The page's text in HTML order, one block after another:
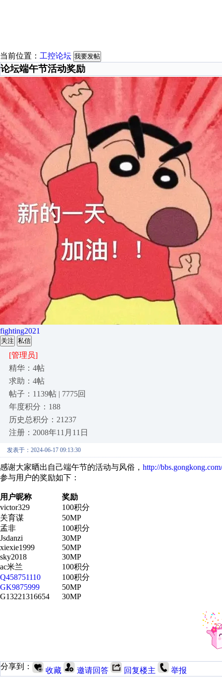
当前位置： 工控论坛 我要发帖
论坛端午节活动奖励
fighting2021
关注 私信
[管理员]
精华：4帖
求助：4帖
帖子：1139帖 | 7775回
年度积分：188
历史总积分：21237
注册：2008年11月11日
发表于：2024-06-17 09:13:30
感谢大家晒出自己端午节的活动与风俗， http://
参与用户的奖励如下：
用户昵称
奖励
victor329
100积分
关育谋
50MP
孟非
100积分
Jsdanzi
30MP
xiexie1999
50MP
sky2018
30MP
ac米兰
100积分
Q458751110
100积分
GK9875999
50MP
G13221316654
30MP
分享到： 收藏 邀请回答 回复楼主 举报